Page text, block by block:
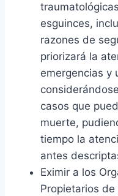
esguinces,
razones de
priorizará la
emergencias y
casos que
muerte,
tiempo la
antes
Eximir a los
Propietarios